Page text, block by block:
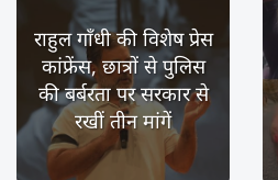
राहुल गाँधी की विशेष प्रेस
कांफ्रेंस, छात्रों से पुलिस
की बर्बरता पर सरकार से
रखीं तीन मांगें